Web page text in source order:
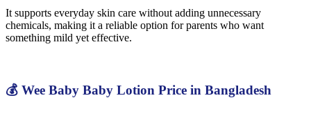
It supports everyday skin care without adding unnecessary
chemicals, making it a reliable option for parents who want
something mild yet effective.
💰 Wee Baby Baby Lotion Price in Bangladesh